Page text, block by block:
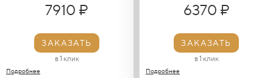
7910 ₽
ЗАКАЗАТЬ
в 1 клик
Подробнее
6370 ₽
ЗАКАЗАТЬ
в 1 клик
Подробнее